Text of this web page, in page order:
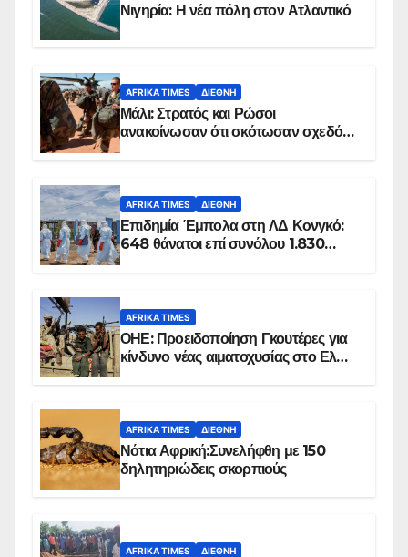
Νιγηρία: Η νέα πόλη στον Ατλαντικό
AFRIKA TIMES ΔΙΕΘΝΉ
Μάλι: Στρατός και Ρώσοι
ανακοίνωσαν ότι σκότωσαν σχεδόν
AFRIKA TIMES ΔΙΕΘΝΉ
Επιδημία Έμπολα στη ΛΔ Κονγκό:
648 θάνατοι επί συνόλου 1.830
AFRIKA TIMES
ΟΗΕ: Προειδοποίηση Γκουτέρες για
κίνδυνο νέας αιματοχυσίας στο Ελ
AFRIKA TIMES ΔΙΕΘΝΉ
Νότια Αφρική:Συνελήφθη με 150
δηλητηριώδεις σκορπιούς
AFRIKA TIMES ΔΙΕΘΝΉ